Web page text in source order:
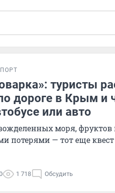
туристы
дороге в Крым и
или авто
моря,
потерями — тот еще квест
1 718 Обсудить